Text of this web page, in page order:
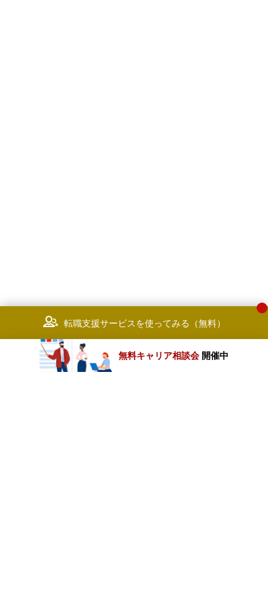
転職支援サービスを使ってみる（無料）
無料キャリア相談会 開催中